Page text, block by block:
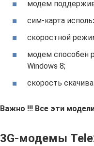
модем
сим-карта
скоростной
модем способен
Windows 8;
скорость
Важно !!! Все эти
3G-модемы